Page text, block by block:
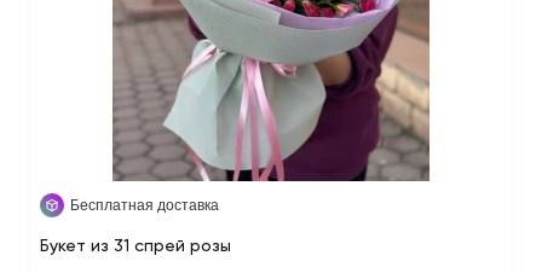
Бесплатная доставка
Букет из 31 спрей розы